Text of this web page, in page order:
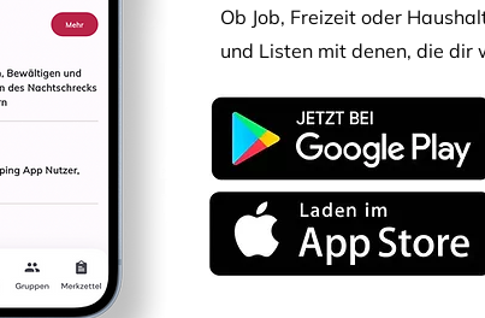
Ob Job, Freizeit oder
und Listen mit denen, die dir